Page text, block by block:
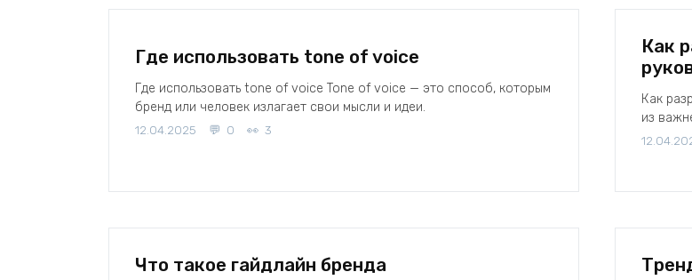
Где использовать tone of voice
Где использовать tone of voice Tone of voice — это способ, которым
бренд или человек излагает свои мысли и идеи.
12.04.2025 0 3
Как
Как
из
Что такое гайдлайн бренда